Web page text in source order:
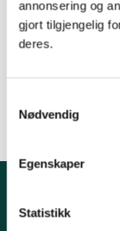
annonsering og
gjort tilgjengelig
deres.
Nødvendig
Egenskaper
Statistikk
problem. Se
Kontakt